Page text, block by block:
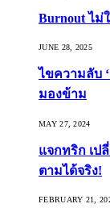
Burnout ไม่
JUNE 28, 2025
ไขความลับ
มองข้าม
MAY 27, 2024
แจกทริก เป
ตามได้จริง!
FEBRUARY 21,